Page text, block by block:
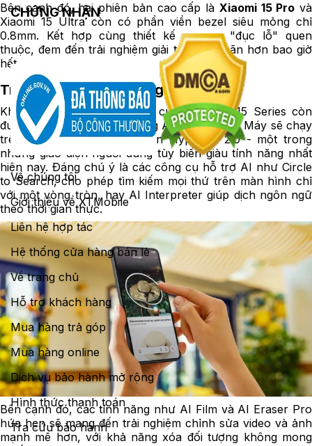
Bên cạnh đó, hai phiên bản cao cấp là Xiaomi 15 Pro và
Xiaomi 15 Ultra còn có phần viền bezel siêu mỏng chỉ
0.8mm. Kết hợp cùng thiết kế camera "đục lỗ" quen
thuộc, đem đến trải nghiệm giải trí mãn nhãn hơn bao giờ
hết.
Trang bị nhiều tính năng AI thú vị
Không chỉ dừng lại ở phần cứng, Xiaomi 15 Series còn
được trang bị nhiều tính năng AI thông minh. Máy sẽ chạy
trên Android 15 với giao diện HyperOS 2.0 - một trong
những giao diện người dùng tùy biến giàu tính năng nhất
hiện nay. Đáng chú ý là các công cụ hỗ trợ AI như Circle
to Search, cho phép tìm kiếm mọi thứ trên màn hình chỉ
với một vòng tròn, hay AI Interpreter giúp dịch ngôn ngữ
theo thời gian thực.
Bên cạnh đó, các tính năng như AI Film và AI Eraser Pro
hứa hẹn sẽ mang đến trải nghiệm chỉnh sửa video và ảnh
mạnh mẽ hơn, với khả năng xóa đối tượng không mong
CHỨNG NHẬN
Về chúng tôi
Giới thiệu về XTMobile
Liên hệ hợp tác
Hệ thống cửa hàng bán lẻ
Về trang chủ
Hỗ trợ khách hàng
Mua hàng trả góp
Mua hàng online
Dịch vụ bảo hành mở rộng
Hình thức thanh toán
Tra cứu bảo hành